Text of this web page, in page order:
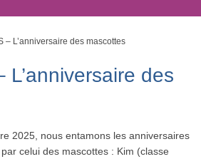
– L’anniversaire des mascottes
L’anniversaire des
2025, nous entamons les anniversaires
celui des mascottes : Kim (classe